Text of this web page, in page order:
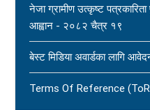
New
धार्मिक सहिष्णुता, सामाजिक
पत्रकार महासंघको आग्रह -
नेजा ग्रामीण उत्कृष्ट
आह्वान - २०८२ चैत्र १९
बेस्ट मिडिया अवार्डका लागि
Terms Of Reference (ToR)